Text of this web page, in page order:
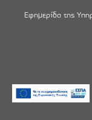
Εφημερίδα της